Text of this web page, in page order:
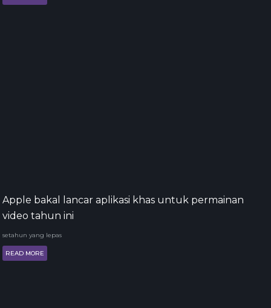
Apple bakal lancar aplikasi khas untuk permainan
video tahun ini
setahun yang lepas
READ MORE